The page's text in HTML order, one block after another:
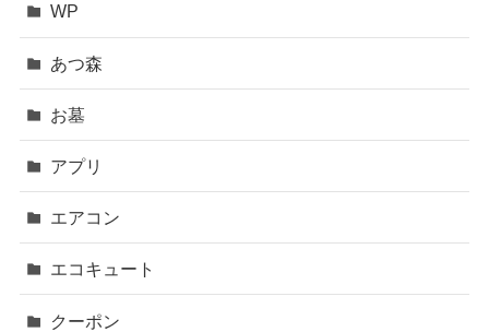
WP
あつ森
お墓
アプリ
エアコン
エコキュート
クーポン